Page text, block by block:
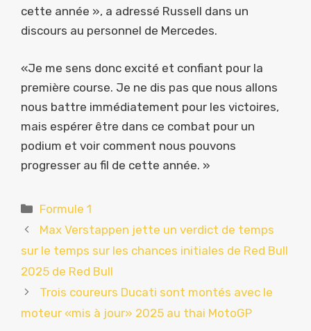
cette année », a adressé Russell dans un
discours au personnel de Mercedes.
«Je me sens donc excité et confiant pour la
première course. Je ne dis pas que nous allons
nous battre immédiatement pour les victoires,
mais espérer être dans ce combat pour un
podium et voir comment nous pouvons
progresser au fil de cette année. »
Catégories
Formule 1
Max Verstappen jette un verdict de temps
sur le temps sur les chances initiales de Red Bull
2025 de Red Bull
Trois coureurs Ducati sont montés avec le
moteur «mis à jour» 2025 au thai MotoGP